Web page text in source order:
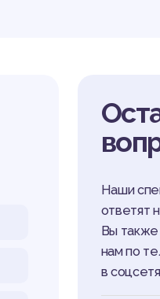
Наши
ответят
Вы
нам по
в